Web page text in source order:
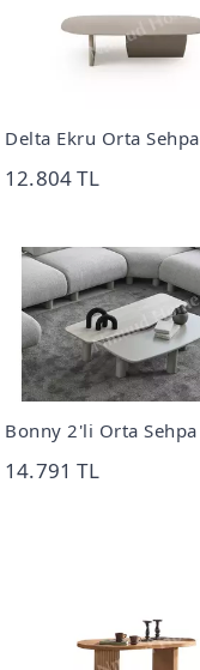
Delta Ekru Orta Sehpa
12.804 TL
Bonny 2'li Orta Sehpa
14.791 TL